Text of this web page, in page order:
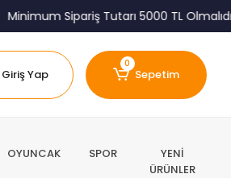
Minimum Sipariş Tutarı 5000 TL
Giriş Yap
0
Sepetim
OYUNCAK SPOR
YENİ
ÜRÜNLER